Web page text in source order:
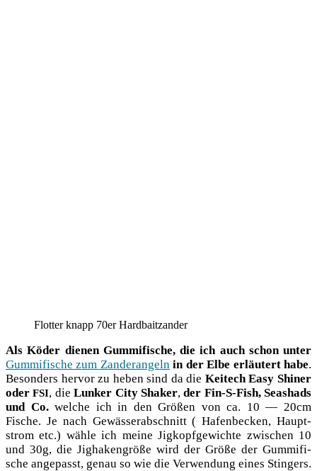
Flot­ter knapp 70er Hardbaitzander
Als Köder die­nen Gum­mi­fi­sche, die ich auch schon unter
Gum­mi­fi­sche zum Zan­der­an­geln in der Elbe erläu­tert habe.
Beson­ders her­vor zu heben sind da die Kei­tech Easy Shi­ner
oderFSI, dieLun­ker City Shaker,der Fin-S-Fish, Seas­hads
und Co.wel­che ich in den Grö­ßen von ca. 10 — 20cm
Fische. Je nach Gewäs­ser­ab­schnitt ( Hafen­be­cken, Haupt­
strom etc.) wäh­le ich mei­ne Jig­kopf­ge­wich­te zwi­schen 10
und 30g, die Jig­ha­ken­grö­ße wird der Grö­ße der Gum­mi­fi­
sche ange­passt, genau so wie die Ver­wen­dung eines Stingers.